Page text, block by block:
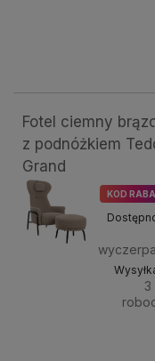
Fotel ciemny
z podnóżkiem
Grand
KOD
3